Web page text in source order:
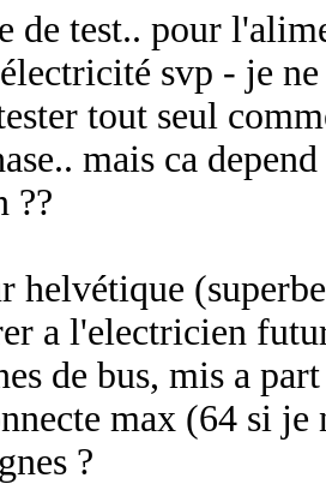
de test.. pour
svp - je
tout seul
mais ca
??
helvétique
a l'electricien
de bus, mis a
max (64 si
?